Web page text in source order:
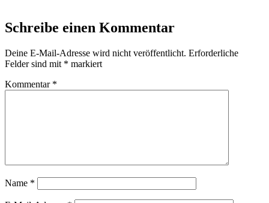
Schreibe einen Kommentar
Deine E-Mail-Adresse wird nicht veröffentlicht. Erforderliche
Felder sind mit * markiert
Kommentar *
Name *